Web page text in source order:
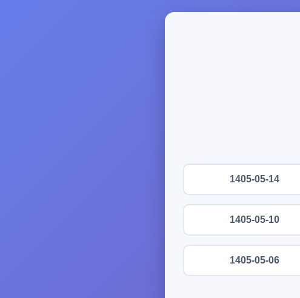
1405-05-14
1405-05-10
1405-05-06